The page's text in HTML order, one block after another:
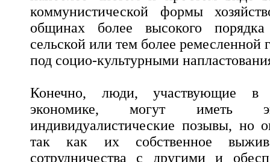
коммунистической формы
общинах более высокого
сельской или тем более ремесленной
под социо-культурными
Конечно, люди, участвующие в
экономике, могут иметь
индивидуалистические позывы, но
так как их собственное
сотрудничества с другими и